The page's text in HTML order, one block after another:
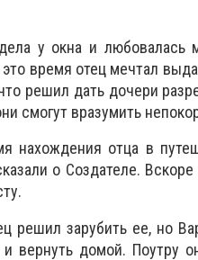
у окна и любовалась
время отец мечтал
решил дать дочери
смогут вразумить
нахождения отца в
о Создателе.
решил зарубить ее, но
вернуть домой. Поутру